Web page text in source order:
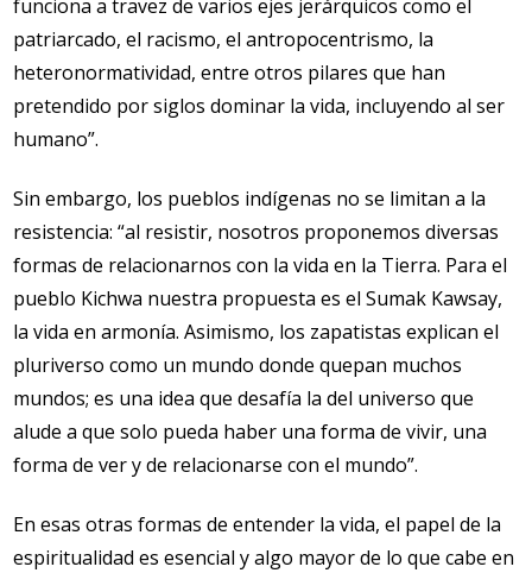
funciona a travez de varios ejes jerárquicos como el
patriarcado, el racismo, el antropocentrismo, la
heteronormatividad, entre otros pilares que han
pretendido por siglos dominar la vida, incluyendo al ser
humano”.
Sin embargo, los pueblos indígenas no se limitan a la
resistencia: “al resistir, nosotros proponemos diversas
formas de relacionarnos con la vida en la Tierra. Para el
pueblo Kichwa nuestra propuesta es el Sumak Kawsay,
la vida en armonía. Asimismo, los zapatistas explican el
pluriverso como un mundo donde quepan muchos
mundos; es una idea que desafía la del universo que
alude a que solo pueda haber una forma de vivir, una
forma de ver y de relacionarse con el mundo”.
En esas otras formas de entender la vida, el papel de la
espiritualidad es esencial y algo mayor de lo que cabe en